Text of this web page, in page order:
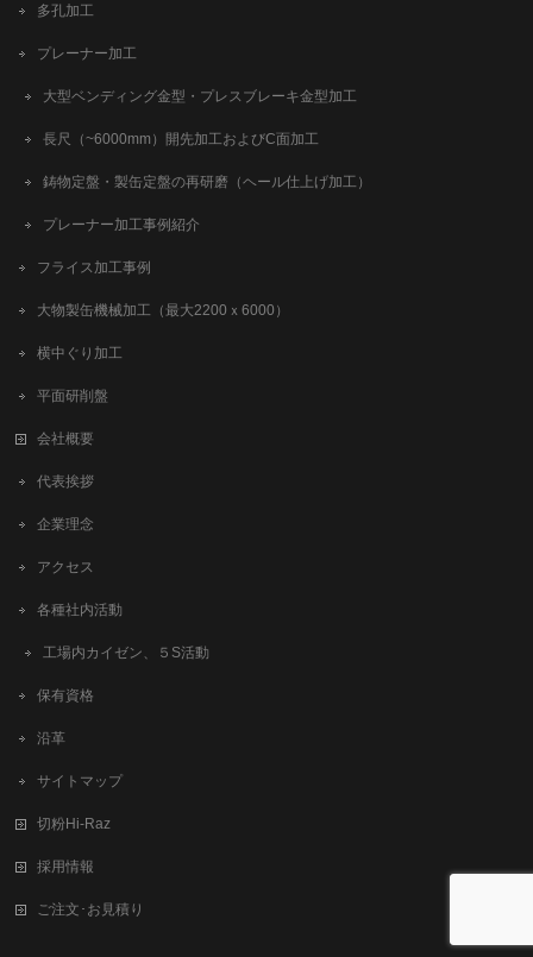
多孔加工
プレーナー加工
大型ベンディング金型・プレスブレーキ金型加工
長尺（~6000mm）開先加工およびC面加工
鋳物定盤・製缶定盤の再研磨（ヘール仕上げ加工）
プレーナー加工事例紹介
フライス加工事例
大物製缶機械加工（最大2200ｘ6000）
横中ぐり加工
平面研削盤
会社概要
代表挨拶
企業理念
アクセス
各種社内活動
工場内カイゼン、５S活動
保有資格
沿革
サイトマップ
切粉Hi-Raz
採用情報
ご注文･お見積り